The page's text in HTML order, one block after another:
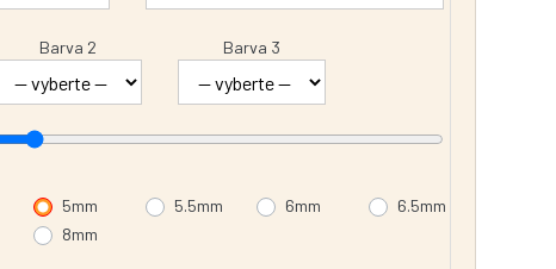
Barva 2 Barva 3
5mm 5.5mm 6mm
6.5mm
8mm